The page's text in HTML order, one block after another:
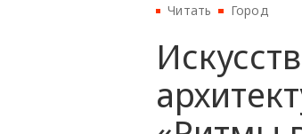
Читать Город